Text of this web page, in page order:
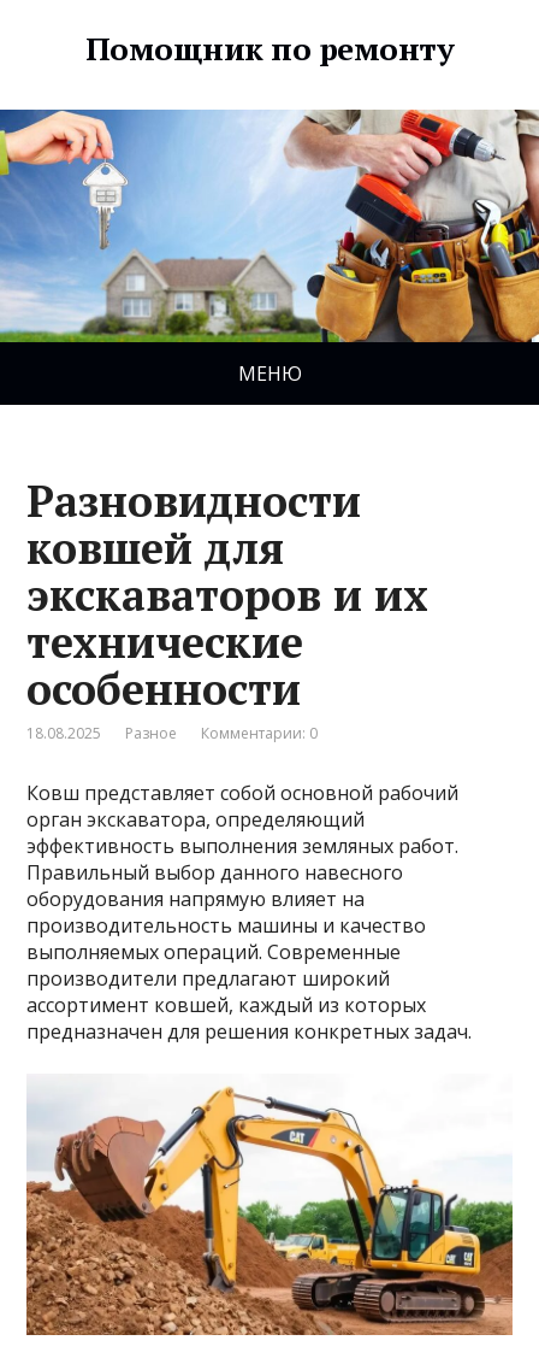
Помощник по ремонту
МЕНЮ
Разновидности
ковшей для
экскаваторов и их
технические
особенности
18.08.2025 Разное Комментарии: 0
Ковш представляет собой основной рабочий
орган экскаватора, определяющий
эффективность выполнения земляных работ.
Правильный выбор данного навесного
оборудования напрямую влияет на
производительность машины и качество
выполняемых операций. Современные
производители предлагают широкий
ассортимент ковшей, каждый из которых
предназначен для решения конкретных задач.